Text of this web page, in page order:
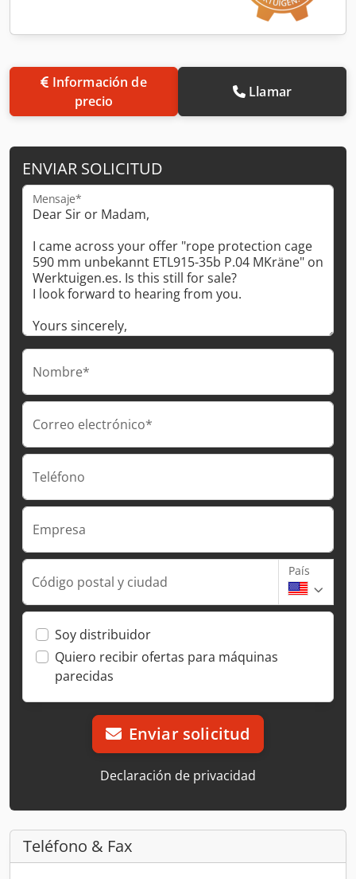
precio
Llamar
ENVIAR SOLICITUD
Mensaje*
Nombre*
Correo electrónico*
Teléfono
Empresa
Código postal y ciudad
País
Soy distribuidor
Quiero recibir ofertas para máquinas
parecidas
Enviar solicitud
Declaración de privacidad
Teléfono & Fax